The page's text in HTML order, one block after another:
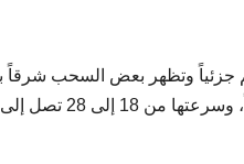
جزئياً وتظهر بعض السحب شرقاً